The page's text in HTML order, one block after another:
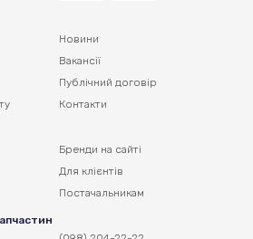
Новини
Вакансії
Публічний договір
Контакти
Бренди на сайті
Для клієнтів
Постачальникам